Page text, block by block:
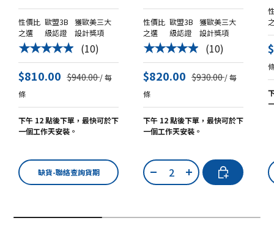
性價比
之選
歐盟3B
級認證
獲歐美三大
設計獎項
★★★★★ (10)
$810.00 $940.00/ 每
條
下午 12 點後下單，最快可於下
一個工作天安裝。
缺貨-聯絡查詢貨期
性價比
之選
歐盟3B
級認證
獲歐美三大
設計獎項
★★★★★ (10)
$820.00 $930.00/ 每
條
下午 12 點後下單，最快可於下
一個工作天安裝。
數量
- +
加入購物車